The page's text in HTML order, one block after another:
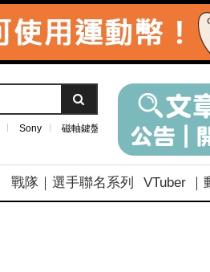
Sony 磁軸鍵盤
戰隊｜選手聯名系列 VTuber ｜